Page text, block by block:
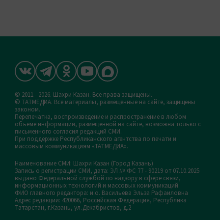
© 2011 - 2026. Шахри Казан. Все права защищены.
© ТАТМЕДИА. Все материалы, размещенные на сайте, защищены
законом.
Перепечатка, воспроизведение и распространение в любом
объеме информации, размещенной на сайте, возможна только с
письменного согласия редакций СМИ.
При поддержке Республиканского агентства по печати и
массовым коммуникациям «ТАТМЕДИА».
Наименование СМИ: Шахри Казан (Город Казань)
Запись о регистрации СМИ, дата: ЭЛ № ФС 77 - 90219 от 07.10.2025
выдано Федеральной службой по надзору в сфере связи,
информационных технологий и массовых коммуникаций
ФИО главного редактора: и.о. Васильева Эльза Рафаиловна
Адрес редакции: 420066, Российская Федерация, Республика
Татарстан, г.Казань, ул.Декабристов, д.2